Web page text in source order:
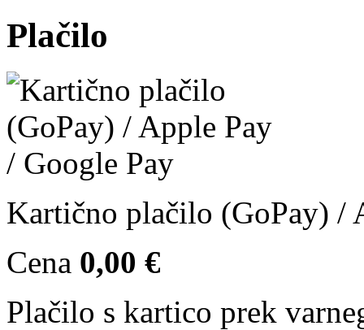
Plačilo
Kartično plačilo (GoPay) /
Cena 0,00 €
Plačilo s kartico prek